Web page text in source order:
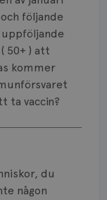
följande
50+ ) att
kommer
ta vaccin?
du
någon